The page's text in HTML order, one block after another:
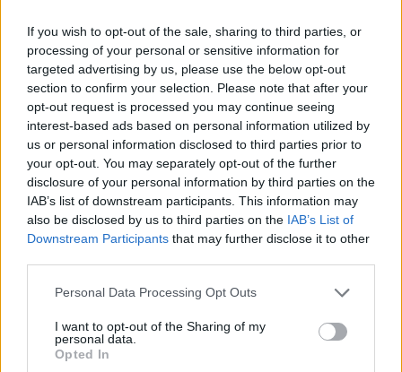
If you wish to opt-out of the sale, sharing to third parties, or
processing of your personal or sensitive information for
targeted advertising by us, please use the below opt-out
section to confirm your selection. Please note that after your
opt-out request is processed you may continue seeing
interest-based ads based on personal information utilized by
us or personal information disclosed to third parties prior to
your opt-out. You may separately opt-out of the further
disclosure of your personal information by third parties on the
IAB’s list of downstream participants. This information may
also be disclosed by us to third parties on the IAB’s List of
Downstream Participants that may further disclose it to other
Please note that this website/app uses one or more Google
not limited to your visit or usage behaviour. You may click to
grant or deny consent to Google and its third-party tags to
use your data for below specified purposes in below Google
Personal Data Processing Opt Outs
I want to opt-out of the Sharing of my
personal data.
Opted In
Brexit után is szabadon utazzanak, tanuljanak, és
vállaljanak munkát.
2024. április 12. 14:08
Horvátországon keresztül jut nem orosz olaj a